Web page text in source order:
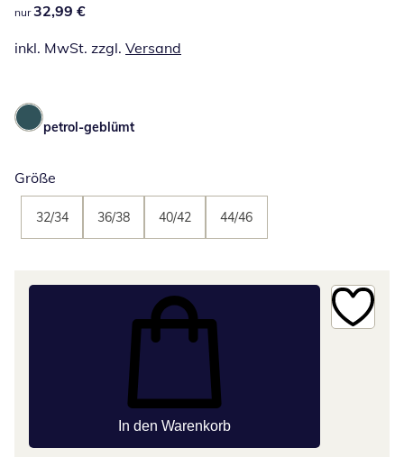
32,99 €
nur 32,99 €
inkl. MwSt. zzgl. Versand
petrol-geblümt
Größe
32/34 36/38 40/42 44/46
In den Warenkorb